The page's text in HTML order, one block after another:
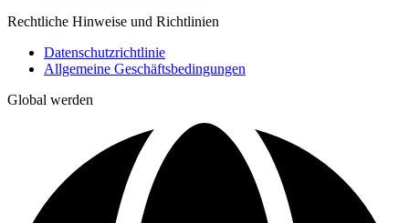
Rechtliche Hinweise und Richtlinien
Datenschutzrichtlinie
Allgemeine Geschäftsbedingungen
Global werden